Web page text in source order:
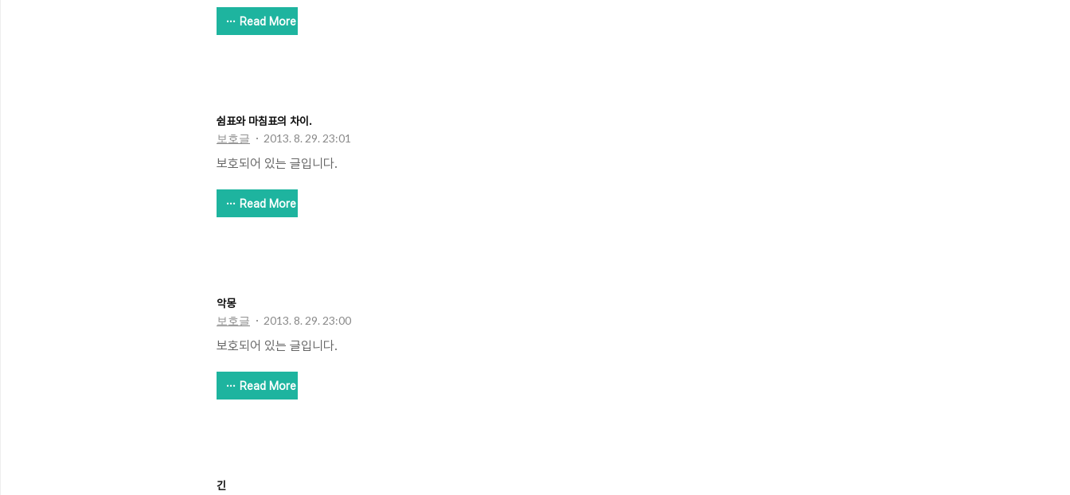
Read More
쉼표와 마침표의 차이.
보호글 2013. 8. 29. 23:01
보호되어 있는 글입니다.
Read More
악몽
보호글 2013. 8. 29. 23:00
보호되어 있는 글입니다.
Read More
긴